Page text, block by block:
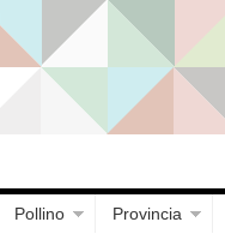
Pollino Provincia